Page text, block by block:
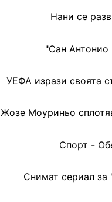
Нани се
"Сан Антонио
УЕФА изрази своята
Жозе Моуриньо
Спорт -
Снимат сериал за